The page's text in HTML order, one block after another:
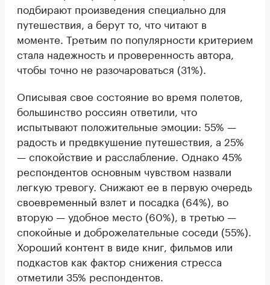
подбирают произведения специально для
путешествия, а берут то, что читают в
моменте. Третьим по популярности критерием
стала надежность и проверенность автора,
чтобы точно не разочароваться (31%).
Описывая свое состояние во время полетов,
большинство россиян ответили, что
испытывают положительные эмоции: 55% —
радость и предвкушение путешествия, а 25%
— спокойствие и расслабление. Однако 45%
респондентов основным чувством назвали
легкую тревогу. Снижают ее в первую очередь
своевременный взлет и посадка (64%), во
вторую — удобное место (60%), в третью —
спокойные и доброжелательные соседи (55%).
Хороший контент в виде книг, фильмов или
подкастов как фактор снижения стресса
отметили 35% респондентов.